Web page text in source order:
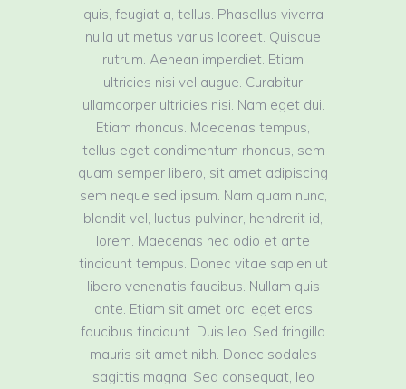
quis, feugiat a, tellus. Phasellus viverra
nulla ut metus varius laoreet. Quisque
rutrum. Aenean imperdiet. Etiam
ultricies nisi vel augue. Curabitur
ullamcorper ultricies nisi. Nam eget dui.
Etiam rhoncus. Maecenas tempus,
tellus eget condimentum rhoncus, sem
quam semper libero, sit amet adipiscing
sem neque sed ipsum. Nam quam nunc,
blandit vel, luctus pulvinar, hendrerit id,
lorem. Maecenas nec odio et ante
tincidunt tempus. Donec vitae sapien ut
libero venenatis faucibus. Nullam quis
ante. Etiam sit amet orci eget eros
faucibus tincidunt. Duis leo. Sed fringilla
mauris sit amet nibh. Donec sodales
sagittis magna. Sed consequat, leo